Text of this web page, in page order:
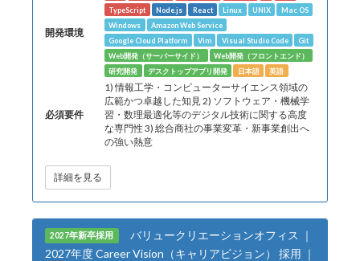
開発環境
TypeScript
Node.js React Linux UNIX
Mac OS
Windows
Amazon Web Service
Google Cloud Platform
Vim Visual Studio Code
Git
Web開発（サーバーサイド）
Web開発（フロントエンド）
研究開発
デスクトップアプリ開発 日本語 英語
必須要件
1) 情報工学・コンピューターサイエンス領域の
広範かつ卓越した知見 2) ソフトウェア・機械学
習・数理最適化等のデジタル技術に関する高度
な専門性 3) 総合商社の事業変革・新事業創出へ
の強い熱意
詳細を見る
2027年新卒採用
バリュークリエーションオフィス ｜
2027年度 Career Vision（キャリアビジョン） 採用 ｜